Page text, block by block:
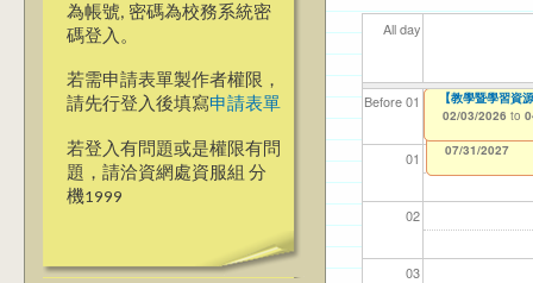
為帳號, 密碼為校務系統密
碼登入。
若需申請表單製作者權限，
請先行登入後填寫申請表單
若登入有問題或是權限有問
題，請洽資網處資服組 分
機1999
All day
Before 01
01
02
03
【資網處】
整合系統～表單
12/31/2027
【財務處】工讀
11/12/2021 to
【財務處】漏打
錄
07/31/2027
114
04/
114
02/
114
03/
【學
07/
教務
11/
商品
11/
【教學暨學習資
02/03/2026 to
【教學暨學習資
02/03/2026 to